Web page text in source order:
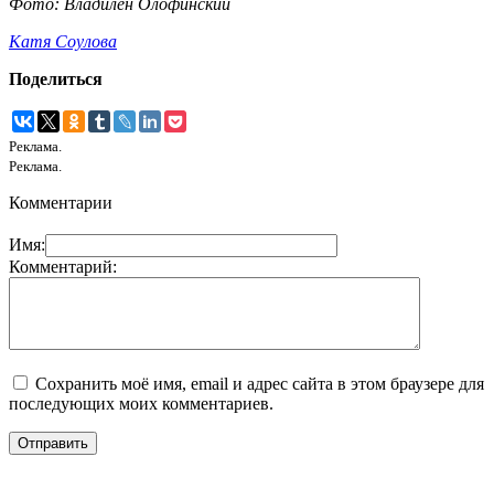
Фото: Владилен Олофинский
Катя Соулова
Поделиться
Реклама.
Реклама.
Комментарии
Имя:
Комментарий:
Сохранить моё имя, email и адрес сайта в этом браузере для
последующих моих комментариев.